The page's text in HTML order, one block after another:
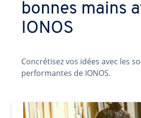
bonnes mains
IONOS
Concrétisez vos idées avec les
performantes de IONOS.